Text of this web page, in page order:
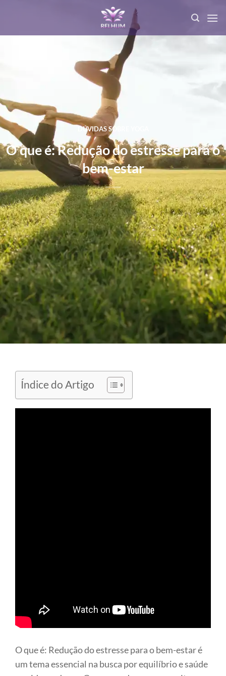
DÚVIDAS SOBRE YOGA
O que é: Redução do estresse para o
bem-estar
Índice do Artigo
O que é: Redução do estresse para o bem-estar é
um tema essencial na busca por equilíbrio e saúde